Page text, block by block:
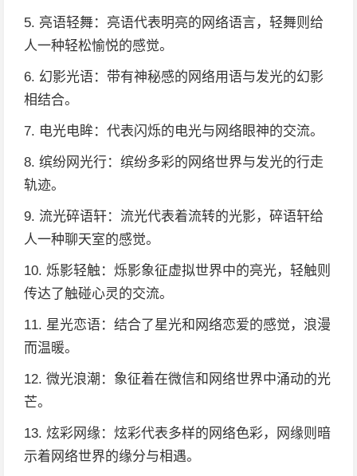
5. 亮语轻舞：亮语代表明亮的网络语言，轻舞则给
人一种轻松愉悦的感觉。
6. 幻影光语：带有神秘感的网络用语与发光的幻影
相结合。
7. 电光电眸：代表闪烁的电光与网络眼神的交流。
8. 缤纷网光行：缤纷多彩的网络世界与发光的行走
轨迹。
9. 流光碎语轩：流光代表着流转的光影，碎语轩给
人一种聊天室的感觉。
10. 烁影轻触：烁影象征虚拟世界中的亮光，轻触则
传达了触碰心灵的交流。
11. 星光恋语：结合了星光和网络恋爱的感觉，浪漫
而温暖。
12. 微光浪潮：象征着在微信和网络世界中涌动的光
芒。
13. 炫彩网缘：炫彩代表多样的网络色彩，网缘则暗
示着网络世界的缘分与相遇。